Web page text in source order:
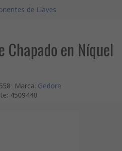
de Llaves
Chapado en Níquel
Marca: Gedore
: 4509440